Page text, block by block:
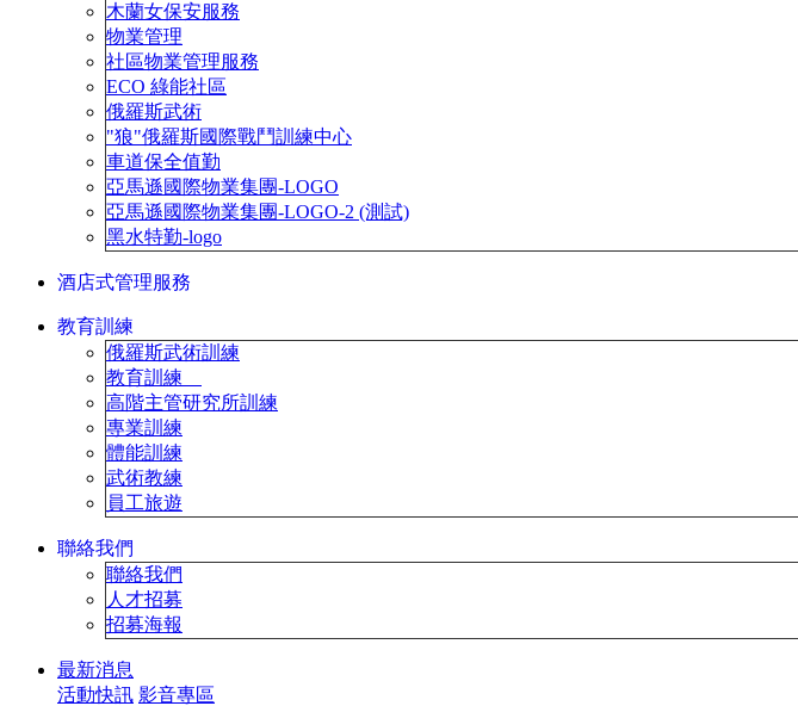
木蘭女保安服務
物業管理
社區物業管理服務
ECO 綠能社區
俄羅斯武術
"狼"俄羅斯國際戰鬥訓練中心
車道保全值勤
亞馬遜國際物業集團-LOGO
亞馬遜國際物業集團-LOGO-2 (測試)
黑水特勤-logo
酒店式管理服務
教育訓練
俄羅斯武術訓練
教育訓練
高階主管研究所訓練
專業訓練
體能訓練
武術教練
員工旅遊
聯絡我們
聯絡我們
人才招募
招募海報
最新消息
活動快訊 影音專區